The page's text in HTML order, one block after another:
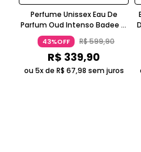
Perfume Unissex Eau De
Parfum Oud Intenso Badee Al
Oud Honor & Glory Lattafa
43%OFF R$599,90
R$ 339,90
ou 5x de R$ 67,98 sem juros